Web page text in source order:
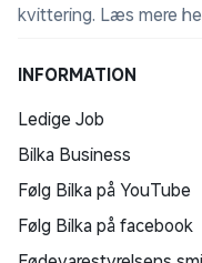
kvittering. Læs mere
INFORMATION
Ledige Job
Bilka Business
Følg Bilka på YouTube
Følg Bilka på facebook